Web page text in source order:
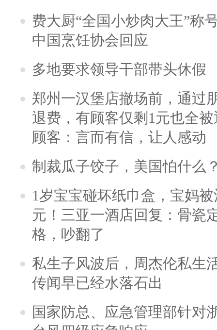
费大厨“全国小炒肉大王”称
中国烹饪协会回应
多地要求领导干部带头休假
郑州一汉堡店撤场前，通过
退费，有顾客仅剩1元也全
顾客：言而有信，让人感动
制裁瓜子饺子，美国怕什么
1岁宝宝碰坏纸巾盒，宝妈
元！三亚一酒店回复：骨瓷
格，吵翻了
私生子风波后，周杰伦私生
传闻早已经水落石出
国家防总、应急管理部针对